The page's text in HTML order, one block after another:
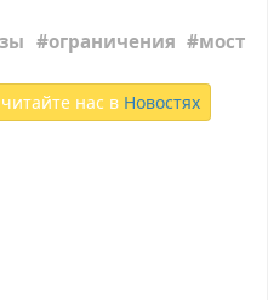
ограничения мост
читайте нас в Новостях